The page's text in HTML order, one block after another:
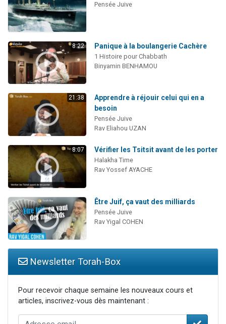
Pensée Juive
8:22 Panique à la boulangerie Cachère
1 Histoire pour Chabbath
Binyamin BENHAMOU
21:38
Apprendre à réjouir celui qui en a
besoin
Pensée Juive
Rav Eliahou UZAN
8:07 Vérifier les Tsitsit avant de les porter
Halakha Time
Rav Yossef AYACHE
Être Juif, ça vaut des milliards
Pensée Juive
Rav Yigal COHEN
Newsletter Torah-Box
Pour recevoir chaque semaine les nouveaux cours et
articles, inscrivez-vous dès maintenant :